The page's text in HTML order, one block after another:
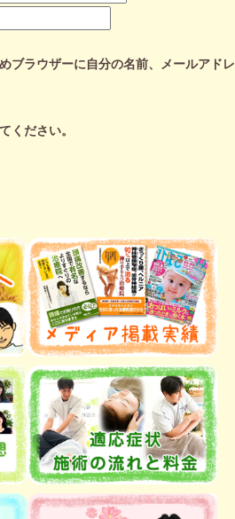
ブラウザーに自分の名前、メールアドレ
ください。